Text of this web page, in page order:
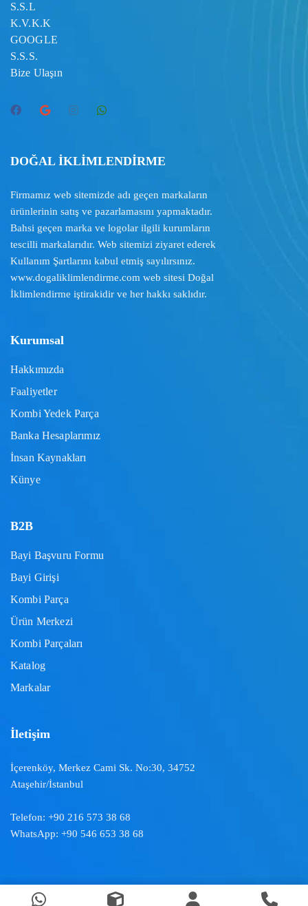
S.S.L
K.V.K.K
GOOGLE
S.S.S.
Bize Ulaşın
DOĞAL İKLİMLENDİRME
Firmamız web sitemizde adı geçen markaların
ürünlerinin satış ve pazarlamasını yapmaktadır.
Bahsi geçen marka ve logolar ilgili kurumların
tescilli markalarıdır. Web sitemizi ziyaret ederek
Kullanım Şartlarını kabul etmiş sayılırsınız.
www.dogaliklimlendirme.com web sitesi Doğal
İklimlendirme iştirakidir ve her hakkı saklıdır.
Kurumsal
Hakkımızda
Faaliyetler
Kombi Yedek Parça
Banka Hesaplarımız
İnsan Kaynakları
Künye
B2B
Bayi Başvuru Formu
Bayi Girişi
Kombi Parça
Ürün Merkezi
Kombi Parçaları
Katalog
Markalar
İletişim
İçerenköy, Merkez Cami Sk. No:30, 34752
Ataşehir/İstanbul
Telefon: +90 216 573 38 68
WhatsApp: +90 546 653 38 68